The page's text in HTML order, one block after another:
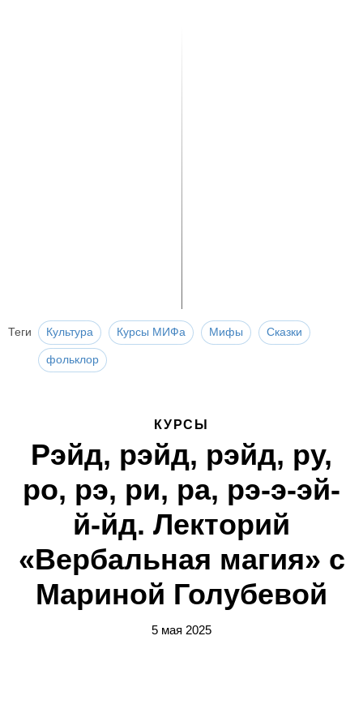
Теги Культура Курсы МИФа Мифы Сказки
фольклор
КУРСЫ
Рэйд, рэйд, рэйд, ру,
ро, рэ, ри, ра, рэ-э-эй-
й-йд. Лекторий
«Вербальная магия» с
Мариной Голубевой
5 мая 2025